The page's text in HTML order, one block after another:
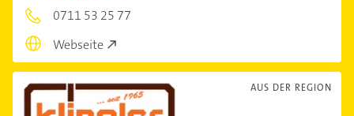
0711 53 25 77
Webseite
AUS DER REGION